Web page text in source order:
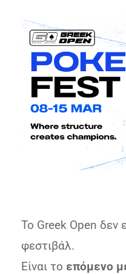
Το Greek Open δεν
φεστιβάλ.
Είναι το επόμενο